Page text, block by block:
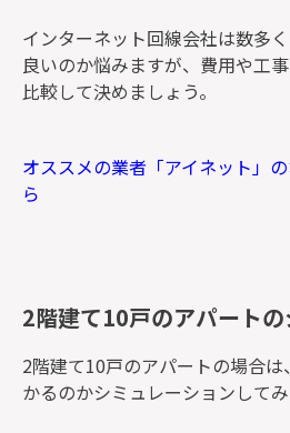
インターネット回線会社は数多
良いのか悩みますが、費用や工
比較して決めましょう。
オススメの業者「アイネット」
ら
2階建て10戸のアパート
2階建て10戸のアパートの場合
かるのかシミュレーションしてみ